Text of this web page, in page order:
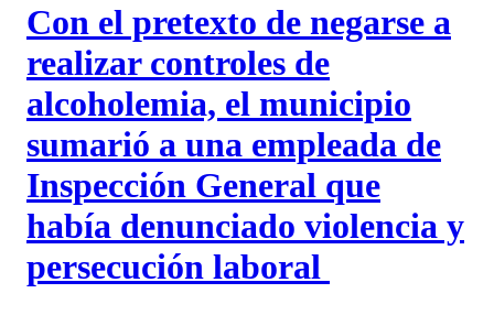
Con el pretexto de negarse a
realizar controles de
alcoholemia, el municipio
sumarió a una empleada de
Inspección General que
había denunciado violencia y
persecución laboral